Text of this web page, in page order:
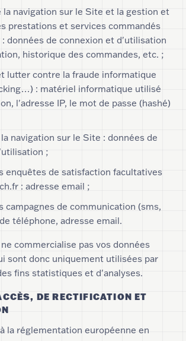
navigation sur le Site et la gestion et
prestations et services commandés
données de connexion et d'utilisation
historique des commandes, etc. ;
lutter contre la fraude informatique
: matériel informatique utilisé
l'adresse IP, le mot de passe (hashé)
navigation sur le Site : données de
;
enquêtes de satisfaction facultatives
: adresse email ;
campagnes de communication (sms,
téléphone, adresse email.
commercialise pas vos données
sont donc uniquement utilisées par
fins statistiques et d'analyses.
DE RECTIFICATION ET
la réglementation européenne en